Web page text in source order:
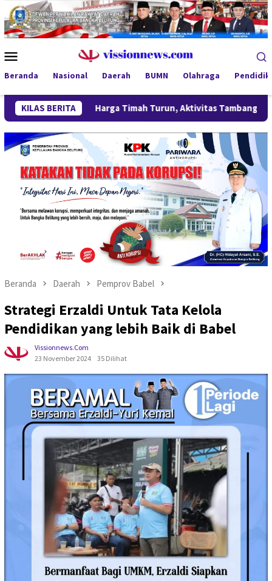
Loncat
ke
konten
Mobile
Beranda Nasional Daerah BUMN Olahraga
KILAS BERITA
Harga Timah Turun, Aktivitas Tambang di Kawasan
Beranda Daerah Pemprov Babel
Strategi Erzaldi Untuk Tata Kelola
Pendidikan yang lebih Baik di Babel
Vissionnews.com
23 November 2024
35 Dilihat